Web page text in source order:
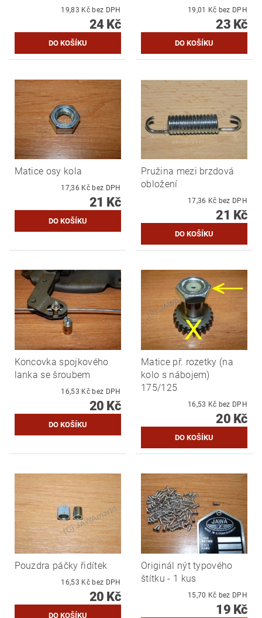
19,83 Kč bez DPH
24 Kč
19,01 Kč bez DPH
23 Kč
Matice osy kola
17,36 Kč bez DPH
21 Kč
Pružina mezi brzdová
obložení
17,36 Kč bez DPH
21 Kč
Koncovka spojkového
lanka se šroubem
16,53 Kč bez DPH
20 Kč
Matice př. rozetky (na
kolo s nábojem)
175/125
16,53 Kč bez DPH
20 Kč
Pouzdra páčky řidítek
16,53 Kč bez DPH
20 Kč
Originál nýt typového
štítku - 1 kus
15,70 Kč bez DPH
19 Kč